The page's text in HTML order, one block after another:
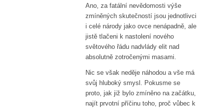
Ano, za fatální nevědomosti výše
zmíněných skutečností jsou jednotlivci
i celé národy jako ovce nenápadně, ale
jistě tlačeni k nastolení nového
světového řádu nadvlády elit nad
absolutně zotročenými masami.
Nic se však neděje náhodou a vše má
svůj hluboký smysl. Pokusme se
proto, jak již bylo zmíněno na začátku,
najít prvotní příčinu toho, proč vůbec k